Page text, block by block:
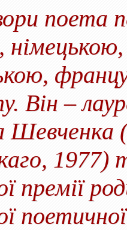
поета
Він –
Шевченка
1977)
премії
поетичної